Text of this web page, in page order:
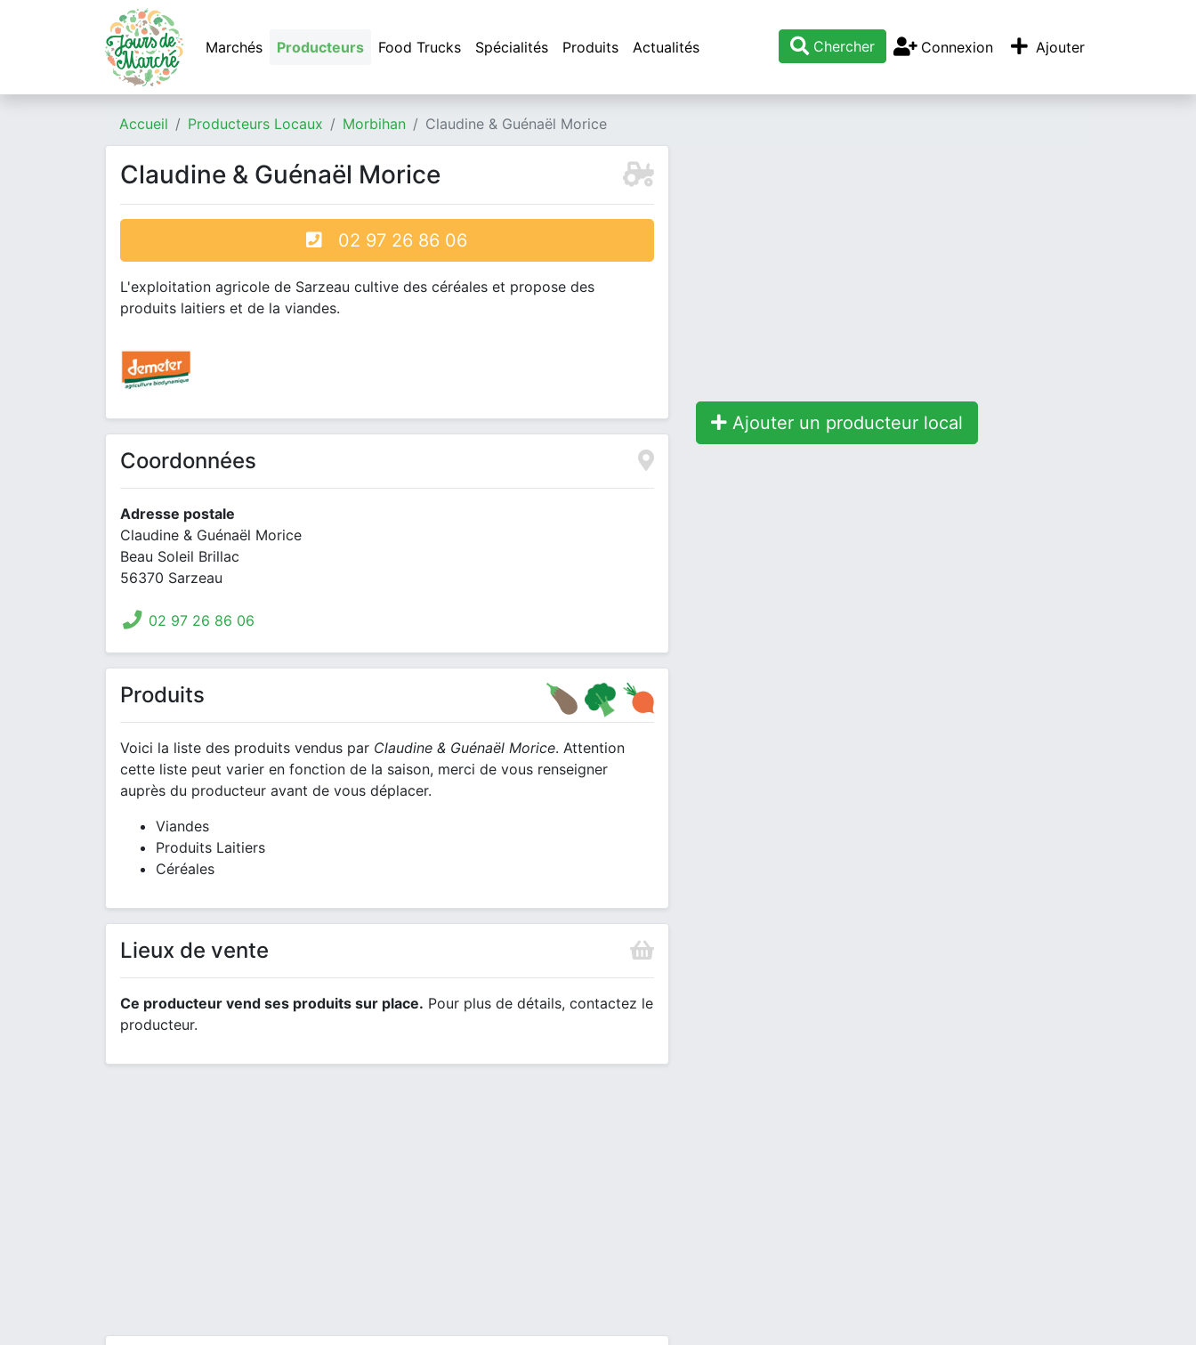
Marchés Producteurs Food Trucks Spécialités Produits Actualités Chercher Connexion Ajouter
Accueil Producteurs Locaux Morbihan Claudine & Guénaël Morice
Claudine & Guénaël Morice
02 97 26 86 06
L'exploitation agricole de Sarzeau cultive des céréales et propose des
produits laitiers et de la viandes.
Coordonnées
Adresse postale
Claudine & Guénaël Morice
Beau Soleil Brillac
56370 Sarzeau
02 97 26 86 06
Produits
Voici la liste des produits vendus par Claudine & Guénaël Morice. Attention
cette liste peut varier en fonction de la saison, merci de vous renseigner
auprès du producteur avant de vous déplacer.
Viandes
Produits Laitiers
Céréales
Lieux de vente
Ce producteur vend ses produits sur place. Pour plus de détails, contactez le
producteur.
Ajouter un producteur local